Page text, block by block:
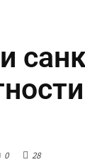
0 28